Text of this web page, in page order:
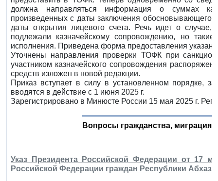
должна направляться информация о суммах
произведенных с даты заключения обосновывающего
даты открытия лицевого счета. Речь идет о случае,
подлежали казначейскому сопровождению, но
исполнения. Приведена форма предоставления
Уточнены направления проверки ТОФК при
участником казначейского сопровождения
средств изложен в новой редакции.
Приказ вступает в силу в установленном порядке,
вводятся в действие с 1 июня 2025 г.
Зарегистрировано в Минюсте России 15 мая 2025 г.
Вопросы гражданства,
Указ Президента Российской Федерации от 17
Российской Федерации граждан Республики